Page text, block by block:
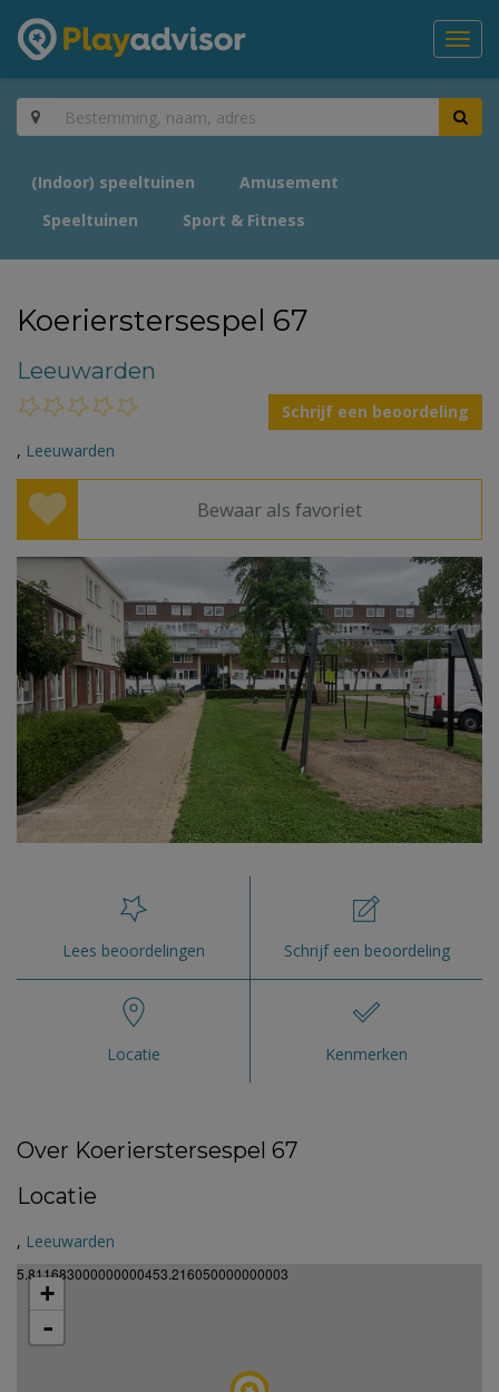
(Indoor) speeltuinen
Amusement
Speeltuinen
Sport & Fitness
Koerierstersespel 67
Leeuwarden
Schrijf een beoordeling
, Leeuwarden
Bewaar als favoriet
Lees beoordelingen Schrijf een beoordeling
Locatie Kenmerken
Over Koerierstersespel 67
Locatie
, Leeuwarden
5.811683000000000453.216050000000003
+
-